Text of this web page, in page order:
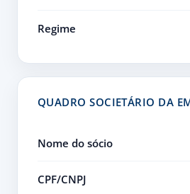
Regime
QUADRO SOCIETÁRIO DA
Nome do sócio
CPF/CNPJ